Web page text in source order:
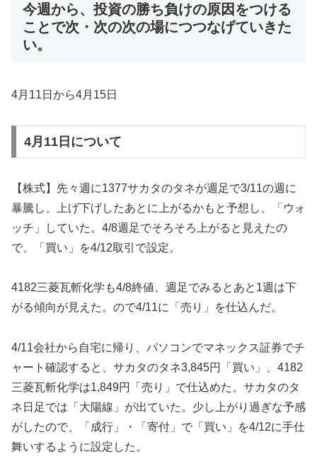
今週から、投資の勝ち負けの原因をつける
ことで次・次の次の場につつなげていきた
い。
4月11日から4月15日
4月11日について
【株式】先々週に1377サカタのタネが週足で3/11の週に
暴騰し、上げ下げしたあとに上がるかもと予想し、「ウォ
ッチ」していた。4/8週足でそろそろ上がると見えたの
で、「買い」を4/12取引で設定。
4182三菱瓦斬化学も4/8終値、週足でみるとあと1週は下
がる傾向が見えた。ので4/11に「売り」を仕込んだ。
4/11会社から自宅に帰り、パソコンでマネックス証券でチ
ャート確認すると、サカタのタネ3,845円「買い」、4182
三菱瓦斬化学は1,849円「売り」で仕込めた。サカタのタ
ネ日足では「大陽線」が出ていた。少し上がり過ぎな予感
がしたので、「成行」・「寄付」で「買い」を4/12に手仕
舞いするように設定した。